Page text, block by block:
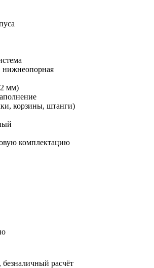
нижнеопорная
мм)
корзины, штанги)
комплектацию
расчёт